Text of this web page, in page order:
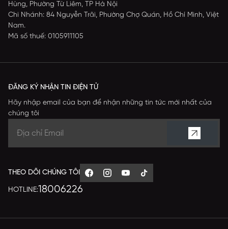
Hùng, Phường Từ Liêm, TP Hà Nội
Chi Nhánh: 84 Nguyễn Trãi, Phường Chợ Quán, Hồ Chí Minh, Việt
Nam.
Mã số thuế: 0105911105
ĐĂNG KÝ NHẬN TIN ĐIỆN TỬ
Hãy nhập email của bạn để nhận những tin tức mới nhất của
chúng tôi
THEO DÕI CHÚNG TÔI
HOTLINE:18006226